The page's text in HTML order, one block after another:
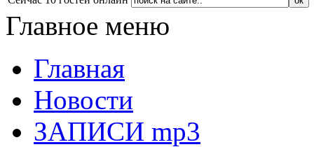
Главное меню
Главная
Новости
ЗАПИСИ mp3